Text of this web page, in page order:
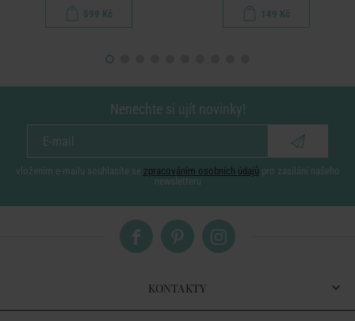
599 Kč 149 Kč
Nenechte si ujít novinky!
vložením e-mailu souhlasíte se zpracováním osobních údajů pro zasílání našeho
newsletteru
KONTAKTY